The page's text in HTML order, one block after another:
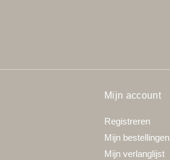
Mijn account
Registreren
Mijn bestellingen
Mijn verlanglijst